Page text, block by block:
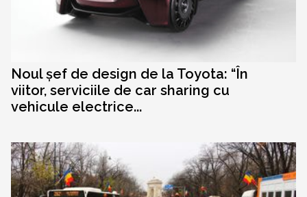
Noul șef de design de la Toyota: “În
viitor, serviciile de car sharing cu
vehicule electrice...